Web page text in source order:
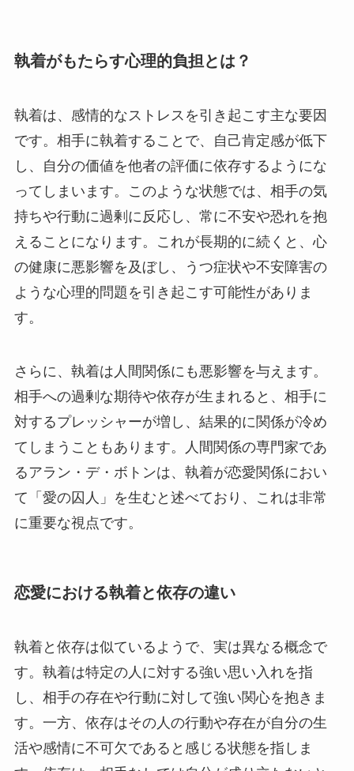
執着がもたらす心理的負担とは？
執着は、感情的なストレスを引き起こす主な要因
です。相手に執着することで、自己肯定感が低下
し、自分の価値を他者の評価に依存するようにな
ってしまいます。このような状態では、相手の気
持ちや行動に過剰に反応し、常に不安や恐れを抱
えることになります。これが長期的に続くと、心
の健康に悪影響を及ぼし、うつ症状や不安障害の
ような心理的問題を引き起こす可能性がありま
す。
さらに、執着は人間関係にも悪影響を与えます。
相手への過剰な期待や依存が生まれると、相手に
対するプレッシャーが増し、結果的に関係が冷め
てしまうこともあります。人間関係の専門家であ
るアラン・デ・ボトンは、執着が恋愛関係におい
て「愛の囚人」を生むと述べており、これは非常
に重要な視点です。
恋愛における執着と依存の違い
執着と依存は似ているようで、実は異なる概念で
す。執着は特定の人に対する強い思い入れを指
し、相手の存在や行動に対して強い関心を抱きま
す。一方、依存はその人の行動や存在が自分の生
活や感情に不可欠であると感じる状態を指しま